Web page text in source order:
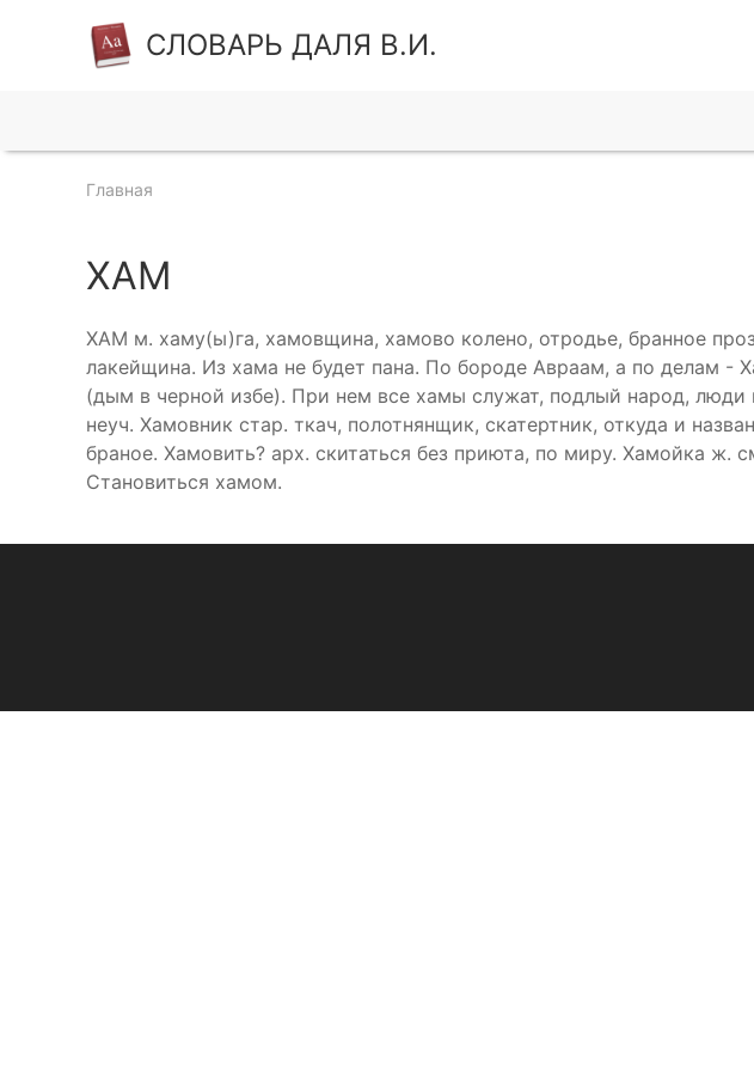
СЛОВАРЬ ДАЛЯ В.И.
Главная
ХАМ
ХАМ м. хаму(ы)га, хамовщина, хамово колено, отродье, бранное
лакейщина. Из хама не будет пана. По бороде Авраам, а по делам
(дым в черной избе). При нем все хамы служат, подлый народ, люди
неуч. Хамовник стар. ткач, полотнянщик, скатертник, откуда и
браное. Хамовить? арх. скитаться без приюта, по миру. Хамойка ж.
Становиться хамом.